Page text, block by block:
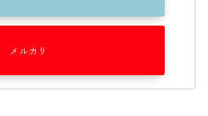
メルカリ